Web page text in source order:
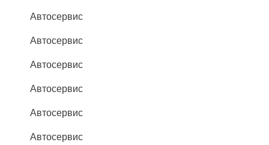
Автосервис
Автосервис
Автосервис
Автосервис
Автосервис
Автосервис